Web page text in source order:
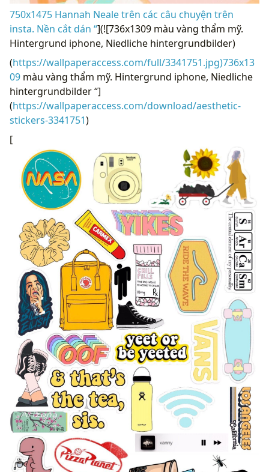
750x1475 Hannah Neale trên các câu chuyện trên
insta. Nền cắt dán “](![736x1309 màu vàng thẩm mỹ.
Hintergrund iphone, Niedliche hintergrundbilder)
(https://wallpaperaccess.com/full/3341751.jpg)736x13
09 màu vàng thẩm mỹ. Hintergrund iphone, Niedliche
hintergrundbilder “]
(https://wallpaperaccess.com/download/aesthetic-
stickers-3341751)
[